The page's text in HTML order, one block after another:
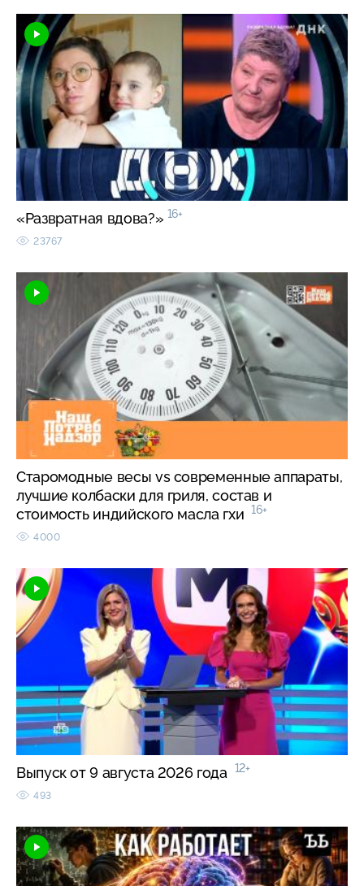
«Развратная вдова?» 16+
23767
Старомодные весы vs современные аппараты,
лучшие колбаски для гриля, состав и
стоимость индийского масла гхи 16+
4000
Выпуск от 9 августа 2026 года 12+
493